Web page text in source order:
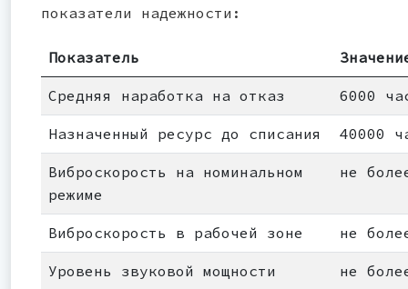
показатели надежности:
Показатель
Средняя наработка на отказ 6000
Назначенный ресурс до списания 40000
Виброскорость на номинальном
режиме
не
Виброскорость в рабочей зоне не
Уровень звуковой мощности не